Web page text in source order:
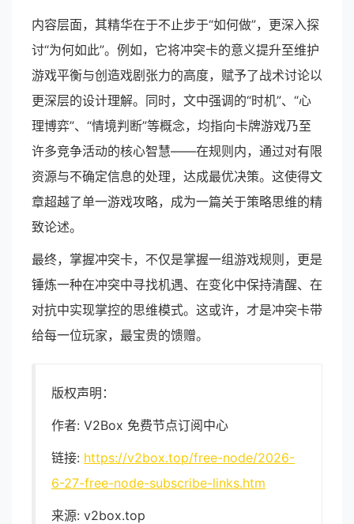
内容层面，其精华在于不止步于“如何做”，更深入探
讨“为何如此”。例如，它将冲突卡的意义提升至维护
游戏平衡与创造戏剧张力的高度，赋予了战术讨论以
更深层的设计理解。同时，文中强调的“时机”、“心
理博弈”、“情境判断”等概念，均指向卡牌游戏乃至
许多竞争活动的核心智慧——在规则内，通过对有限
资源与不确定信息的处理，达成最优决策。这使得文
章超越了单一游戏攻略，成为一篇关于策略思维的精
致论述。
最终，掌握冲突卡，不仅是掌握一组游戏规则，更是
锤炼一种在冲突中寻找机遇、在变化中保持清醒、在
对抗中实现掌控的思维模式。这或许，才是冲突卡带
给每一位玩家，最宝贵的馈赠。
版权声明：
作者: V2Box 免费节点订阅中心
链接: https://v2box.top/free-node/2026-
6-27-free-node-subscribe-links.htm
来源: v2box.top